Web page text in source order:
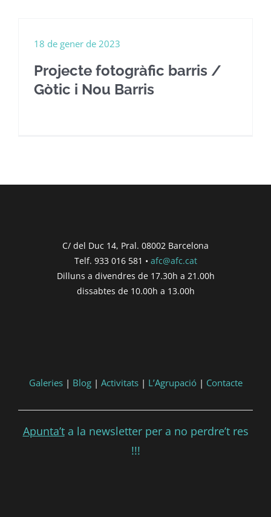
Projecte fotogràfic barris /
Gòtic i Nou Barris
18 de gener de 2023
C/ del Duc 14, Pral. 08002 Barcelona
Telf. 933 016 581 • afc@afc.cat
Dilluns a divendres de 17.30h a 21.00h
dissabtes de 10.00h a 13.00h
Galeries| Blog| Activitats| L’Agrupació| Contacte
Apunta’ta la newsletter per a no perdre’t res
!!!